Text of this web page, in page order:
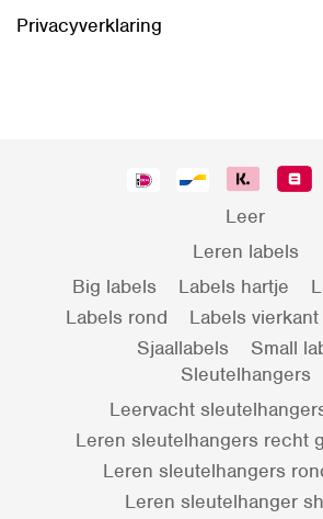
Privacyverklaring
Leer
Leren labels
Big labels
Labels hartje
Labels rond
Labels vierkant
Sjaallabels
Small
Sleutelhangers
Leervacht
Leren sleutelhangers recht
Leren sleutelhangers
Leren sleutelhanger